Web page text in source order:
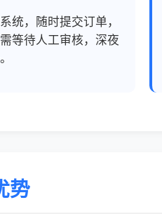
统，随时提交订单，
等待人工审核，深夜
势